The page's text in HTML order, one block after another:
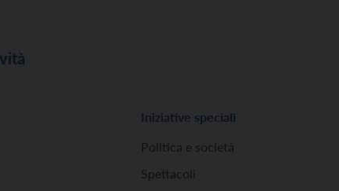
Iniziative speciali
Politica e società
Spettacoli